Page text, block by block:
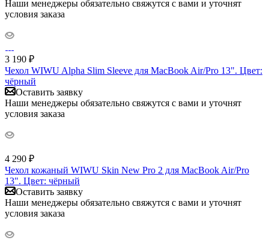
Наши менеджеры обязательно свяжутся с вами и уточнят
условия заказа
3 190 ₽
Чехол WIWU Alpha Slim Sleeve для MacBook Air/Pro 13". Цвет:
чёрный
Оставить заявку
Наши менеджеры обязательно свяжутся с вами и уточнят
условия заказа
4 290 ₽
Чехол кожаный WIWU Skin New Pro 2 для MacBook Air/Pro
13". Цвет: чёрный
Оставить заявку
Наши менеджеры обязательно свяжутся с вами и уточнят
условия заказа